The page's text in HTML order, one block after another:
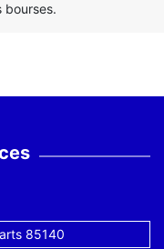
bourses.
85140